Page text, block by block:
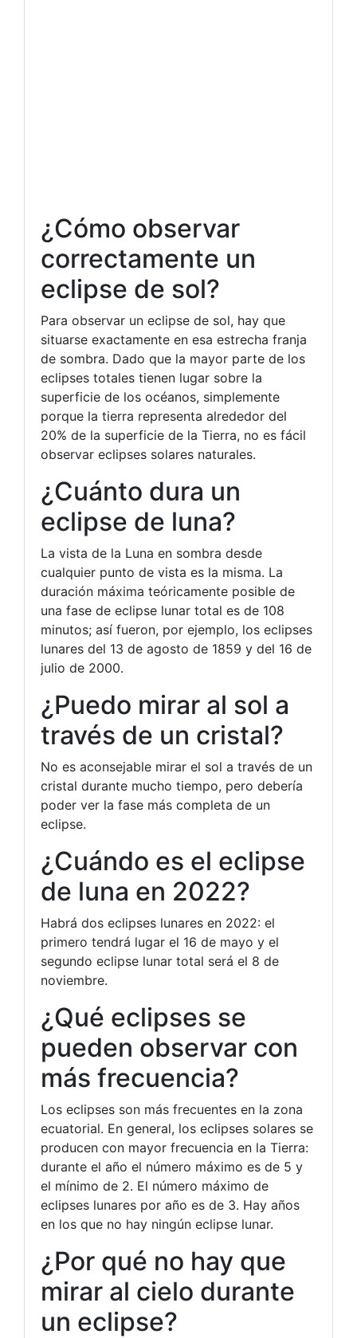
¿Cómo observar
correctamente un
eclipse de sol?
Para observar un eclipse de sol, hay que
situarse exactamente en esa estrecha franja
de sombra. Dado que la mayor parte de los
eclipses totales tienen lugar sobre la
superficie de los océanos, simplemente
porque la tierra representa alrededor del
20% de la superficie de la Tierra, no es fácil
observar eclipses solares naturales.
¿Cuánto dura un
eclipse de luna?
La vista de la Luna en sombra desde
cualquier punto de vista es la misma. La
duración máxima teóricamente posible de
una fase de eclipse lunar total es de 108
minutos; así fueron, por ejemplo, los eclipses
lunares del 13 de agosto de 1859 y del 16 de
julio de 2000.
¿Puedo mirar al sol a
través de un cristal?
No es aconsejable mirar el sol a través de un
cristal durante mucho tiempo, pero debería
poder ver la fase más completa de un
eclipse.
¿Cuándo es el eclipse
de luna en 2022?
Habrá dos eclipses lunares en 2022: el
primero tendrá lugar el 16 de mayo y el
segundo eclipse lunar total será el 8 de
noviembre.
¿Qué eclipses se
pueden observar con
más frecuencia?
Los eclipses son más frecuentes en la zona
ecuatorial. En general, los eclipses solares se
producen con mayor frecuencia en la Tierra:
durante el año el número máximo es de 5 y
el mínimo de 2. El número máximo de
eclipses lunares por año es de 3. Hay años
en los que no hay ningún eclipse lunar.
¿Por qué no hay que
mirar al cielo durante
un eclipse?